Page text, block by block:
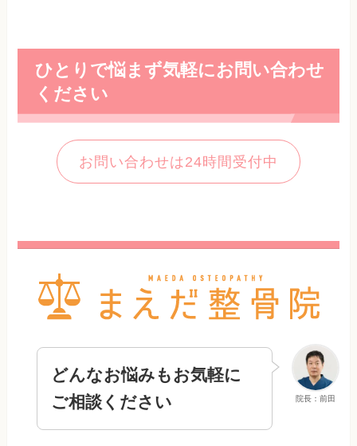
ひとりで悩まず気軽にお問い合わせ
ください
お問い合わせは24時間受付中
院長：前田
どんなお悩みもお気軽に
ご相談ください